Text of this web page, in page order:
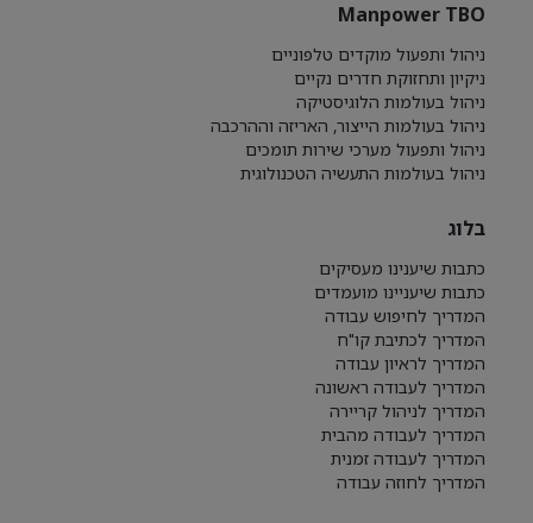
Manpower TBO
ניהול ותפעול מוקדים טלפוניים
ניקיון ותחזוקת חדרים נקיים
ניהול בעולמות הלוגיסטיקה
ניהול בעולמות הייצור, האריזה וההרכבה
ניהול ותפעול מערכי שירות תומכים
ניהול בעולמות התעשיה הטכנולוגית
בלוג
כתבות שיענינו מעסיקים
כתבות שיעניינו מועמדים
המדריך לחיפוש עבודה
המדריך לכתיבת קו"ח
המדריך לראיון עבודה
המדריך לעבודה ראשונה
המדריך לניהול קריירה
המדריך לעבודה מהבית
המדריך לעבודה זמנית
המדריך לחוזה עבודה